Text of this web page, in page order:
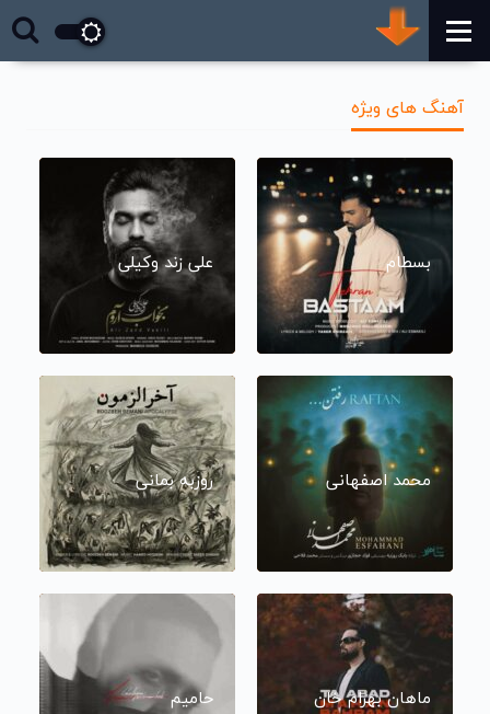
آهنگ های ویژه
بسطام علی زند وکیلی
محمد اصفهانی روزبه بمانی
ماهان بهرام خان حامیم